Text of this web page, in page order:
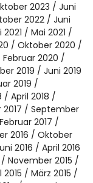
2023
Juni
2022
Juni
2021
Mai 2021
Oktober 2020
Februar 2020
2019
Juni 2019
2019
April 2018
September
Februar 2017
2016
Oktober
2016
April 2016
November 2015
2015
März 2015